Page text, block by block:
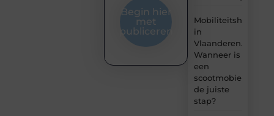
in
Vlaanderen.
Wanneer is
een
scootmobiel
de juiste
stap?
Begin hier
met
publiceren